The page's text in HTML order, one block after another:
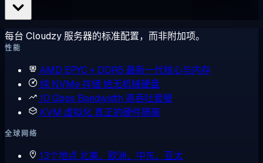
每台 Cloudzy 服务器的标准配置，而非附加项。
性能
AMD EPYC + DDR5 最新一代核心与内存
纯 NVMe 存储绝无机械硬盘
10 Gbps Bandwidth 高吞吐套餐
KVM 虚拟化 真正的硬件隔离
全球网络
13个地点 北美、欧洲、中东、亚太